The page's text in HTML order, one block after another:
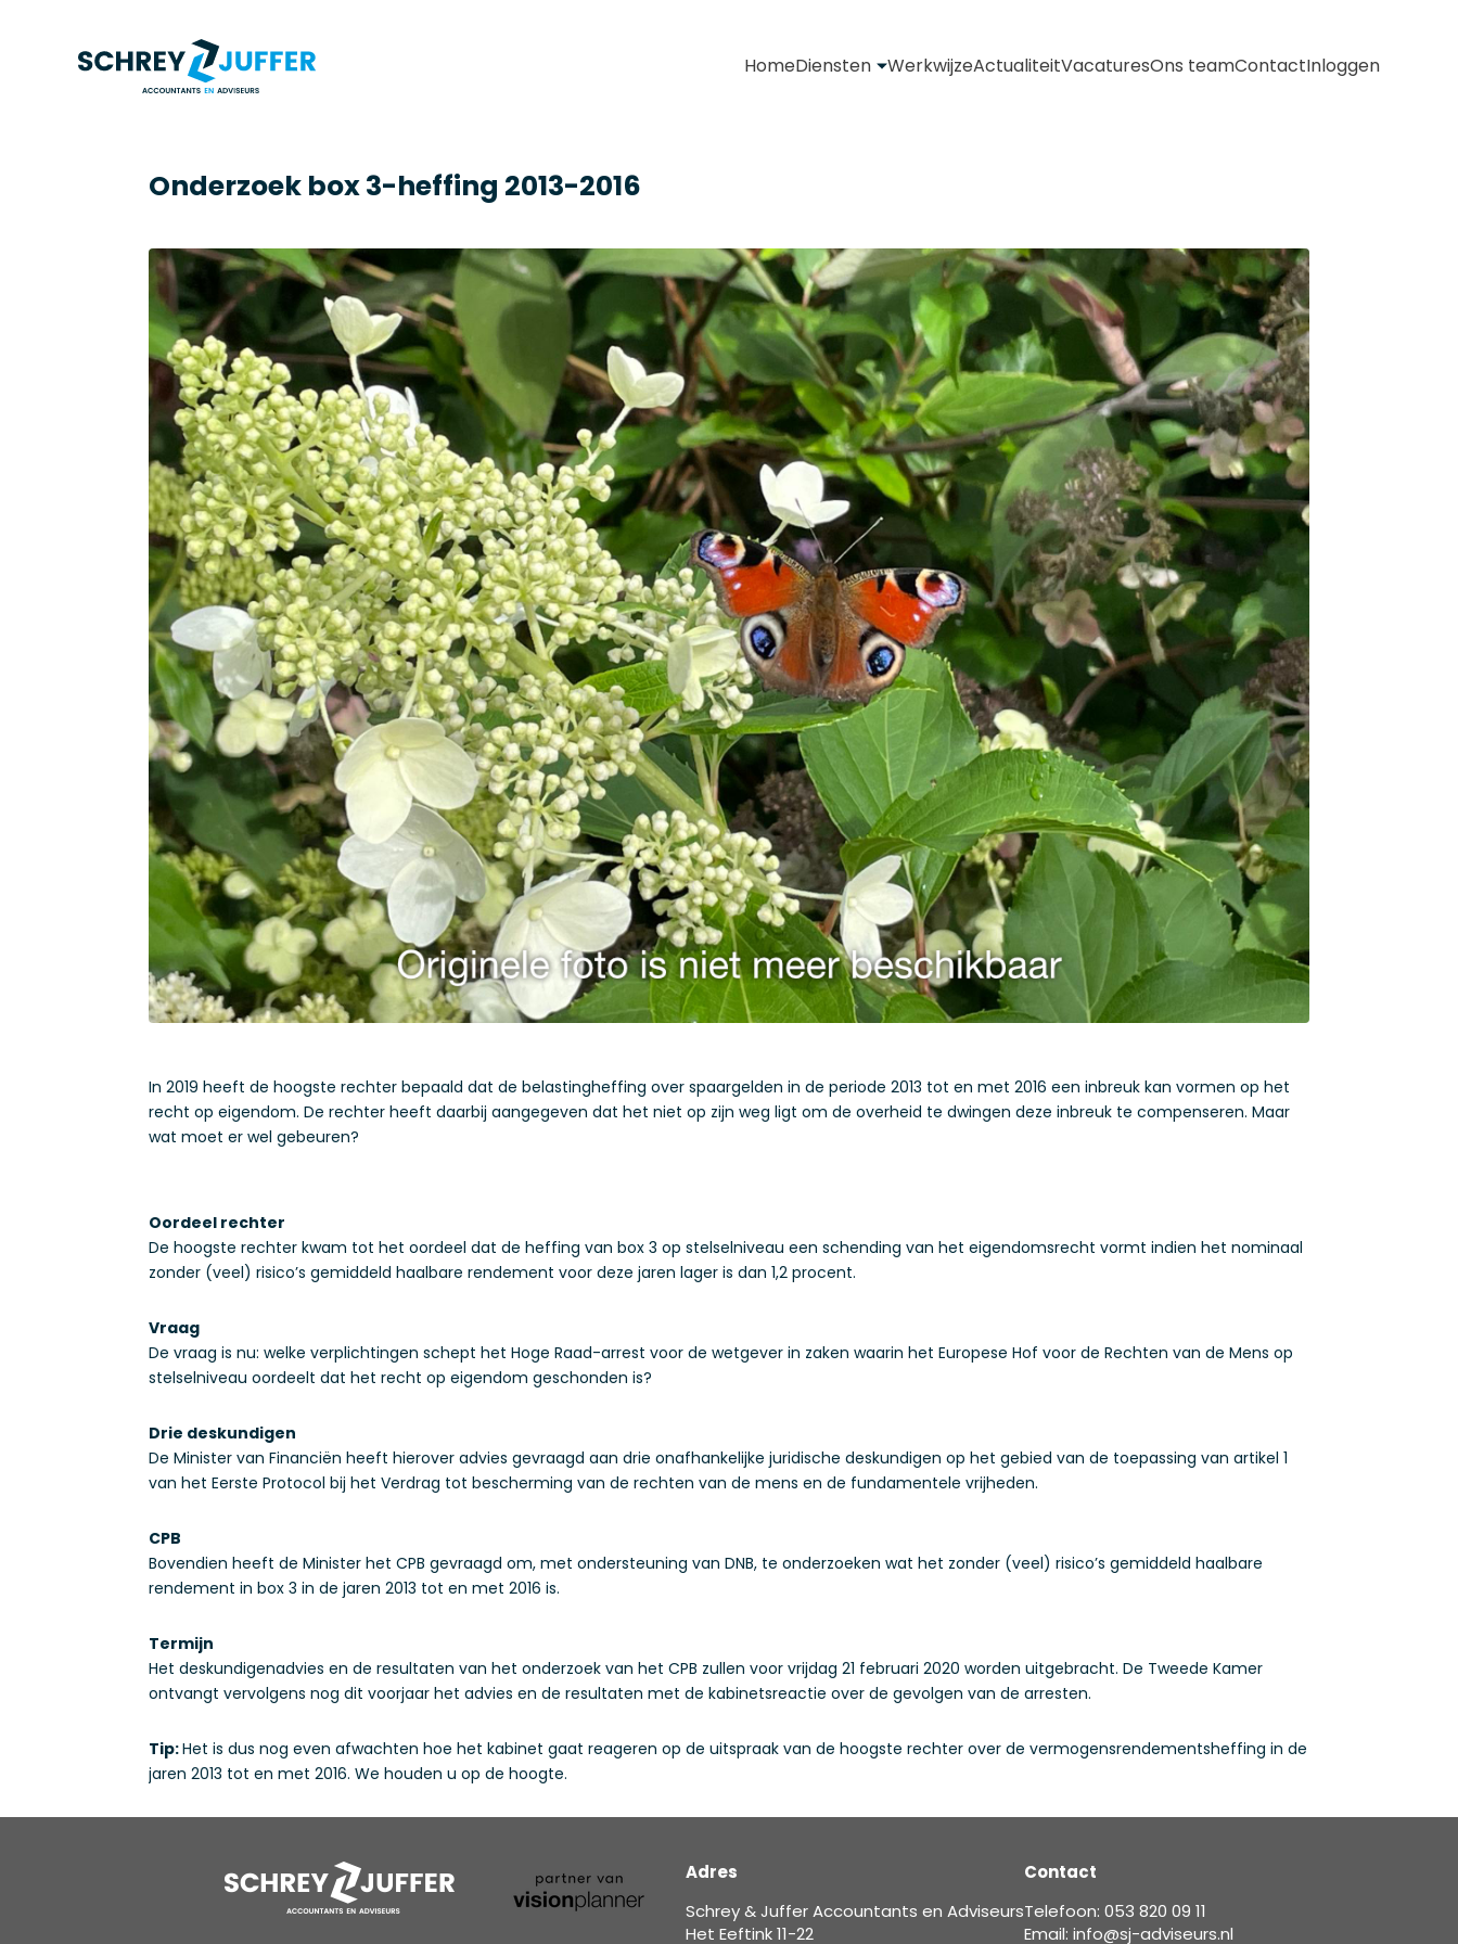
HomeDiensten WerkwijzeActualiteitVacaturesOns teamContactInloggen
Onderzoek box 3-heffing 2013-2016
In 2019 heeft de hoogste rechter bepaald dat de belastingheffing over spaargelden in de periode 2013 tot en met 2016 een inbreuk kan vormen op het
recht op eigendom. De rechter heeft daarbij aangegeven dat het niet op zijn weg ligt om de overheid te dwingen deze inbreuk te compenseren. Maar
wat moet er wel gebeuren?
Oordeel rechter
De hoogste rechter kwam tot het oordeel dat de heffing van box 3 op stelselniveau een schending van het eigendomsrecht vormt indien het nominaal
zonder (veel) risico’s gemiddeld haalbare rendement voor deze jaren lager is dan 1,2 procent.
Vraag
De vraag is nu: welke verplichtingen schept het Hoge Raad-arrest voor de wetgever in zaken waarin het Europese Hof voor de Rechten van de Mens op
stelselniveau oordeelt dat het recht op eigendom geschonden is?
Drie deskundigen
De Minister van Financiën heeft hierover advies gevraagd aan drie onafhankelijke juridische deskundigen op het gebied van de toepassing van artikel 1
van het Eerste Protocol bij het Verdrag tot bescherming van de rechten van de mens en de fundamentele vrijheden.
CPB
Bovendien heeft de Minister het CPB gevraagd om, met ondersteuning van DNB, te onderzoeken wat het zonder (veel) risico’s gemiddeld haalbare
rendement in box 3 in de jaren 2013 tot en met 2016 is.
Termijn
Het deskundigenadvies en de resultaten van het onderzoek van het CPB zullen voor vrijdag 21 februari 2020 worden uitgebracht. De Tweede Kamer
ontvangt vervolgens nog dit voorjaar het advies en de resultaten met de kabinetsreactie over de gevolgen van de arresten.
Tip:Het is dus nog even afwachten hoe het kabinet gaat reageren op de uitspraak van de hoogste rechter over de vermogensrendementsheffing in de
jaren 2013 tot en met 2016. We houden u op de hoogte.
Adres
Schrey & Juffer Accountants en Adviseurs
Het Eeftink 11-22
Contact
Telefoon: 053 820 09 11
Email: info@sj-adviseurs.nl